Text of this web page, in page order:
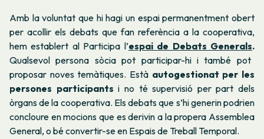
Amb la voluntat que hi hagi un espai permanentment obert
per acollir els debats que fan referència a la cooperativa,
hem establert al Participa l’espai de Debats Generals.
Qualsevol persona sòcia pot participar-hi i també pot
proposar noves temàtiques. Està autogestionat per les
persones participants i no té supervisió per part dels
òrgans de la cooperativa. Els debats que s’hi generin podrien
concloure en mocions que es derivin a la propera Assemblea
General, o bé convertir-se en Espais de Treball Temporal.